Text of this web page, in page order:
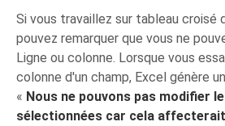
Si vous travaillez sur tableau croisé
pouvez remarquer que vous ne
Ligne ou colonne. Lorsque vous
colonne d'un champ, Excel génère
« Nous ne pouvons pas modifier
sélectionnées car cela